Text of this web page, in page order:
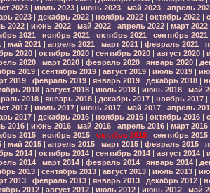
2023| июль 2023| июнь 2023| май 2023| апрель
2023| декабрь 2022| ноябрь 2022| октябрь 2022|
2022| июнь 2022| май 2022| апрель 2022| март 2022
2021 | ноябрь 2021 | октябрь 2021 | сентябрь 2021
| май 2021 | апрель 2021 | март 2021 | февраль 2021 |
2020| октябрь 2020| сентябрь 2020| август 2020|
2020| март 2020| февраль 2020| январь 2020|
2019| сентябрь 2019| август 2019| июль 2019|
2019| февраль 2019| январь 2019| декабрь 2018|
2018| август 2018| июль 2018| июнь 2018| май
2018| январь 2018| декабрь 2017| ноябрь 2017|
2017| июль 2017| июнь 2017| май 2017| апрель
2017| декабрь 2016| ноябрь 2016| октябрь 2016|
2016| июнь 2016| май 2016| апрель 2016| март 2016
2015| ноябрь 2015| октябрь 2015| сентябрь 2015
| май 2015| апрель 2015| март 2015| февраль 2015|
2014| октябрь 2014| сентябрь 2014| август 2014|
2014| март 2014| февраль 2014| январь 2014|
2013| сентябрь 2013| август 2013| июль 2013|
2013| февраль 2013| январь 2013| декабрь 2012|
2012| август 2012| июль 2012| июнь 2012| май